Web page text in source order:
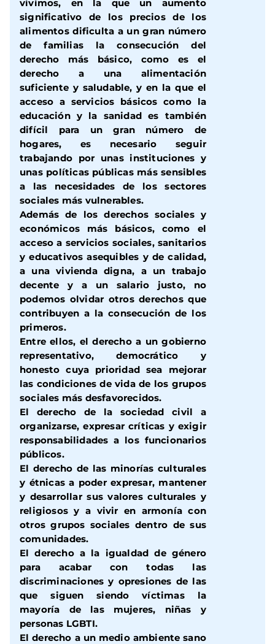
vivimos, en la que un aumento
significativo de los precios de los
alimentos dificulta a un gran número
de familias la consecución del
derecho más básico, como es el
derecho a una alimentación
suficiente y saludable, y en la que el
acceso a servicios básicos como la
educación y la sanidad es también
difícil para un gran número de
hogares, es necesario seguir
trabajando por unas instituciones y
unas políticas públicas más sensibles
a las necesidades de los sectores
sociales más vulnerables.
Además de los derechos sociales y
económicos más básicos, como el
acceso a servicios sociales, sanitarios
y educativos asequibles y de calidad,
a una vivienda digna, a un trabajo
decente y a un salario justo, no
podemos olvidar otros derechos que
contribuyen a la consecución de los
primeros.
Entre ellos, el derecho a un gobierno
representativo, democrático y
honesto cuya prioridad sea mejorar
las condiciones de vida de los grupos
sociales más desfavorecidos.
El derecho de la sociedad civil a
organizarse, expresar críticas y exigir
responsabilidades a los funcionarios
públicos.
El derecho de las minorías culturales
y étnicas a poder expresar, mantener
y desarrollar sus valores culturales y
religiosos y a vivir en armonía con
otros grupos sociales dentro de sus
comunidades.
El derecho a la igualdad de género
para acabar con todas las
discriminaciones y opresiones de las
que siguen siendo víctimas la
mayoría de las mujeres, niñas y
personas LGBTI.
El derecho a un medio ambiente sano